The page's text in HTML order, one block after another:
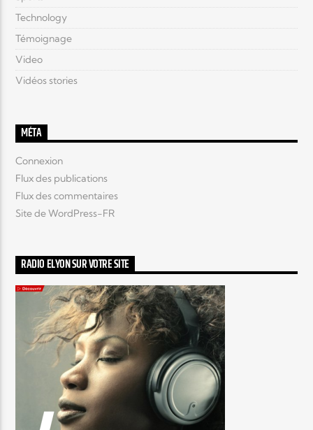
Technology
Témoignage
Video
Vidéos stories
MÉTA
Connexion
Flux des publications
Flux des commentaires
Site de WordPress-FR
RADIO ELYON SUR VOTRE SITE